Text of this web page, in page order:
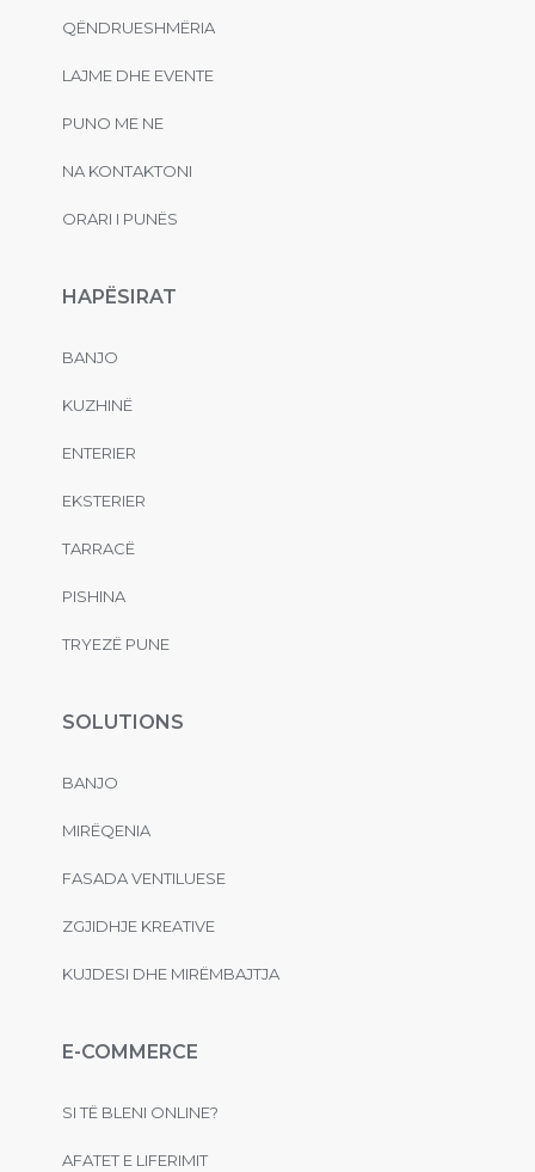
QËNDRUESHMËRIA
LAJME DHE EVENTE
PUNO ME NE
NA KONTAKTONI
ORARI I PUNËS
HAPËSIRAT
BANJO
KUZHINË
ENTERIER
EKSTERIER
TARRACË
PISHINA
TRYEZË PUNE
SOLUTIONS
BANJO
MIRËQENIA
FASADA VENTILUESE
ZGJIDHJE KREATIVE
KUJDESI DHE MIRËMBAJTJA
E-COMMERCE
SI TË BLENI ONLINE?
AFATET E LIFERIMIT